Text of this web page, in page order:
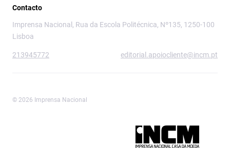
Contacto
Imprensa Nacional, Rua da Escola Politécnica, Nº135, 1250-100
Lisboa
213945772 editorial.apoiocliente@incm.pt
© 2026 Imprensa Nacional